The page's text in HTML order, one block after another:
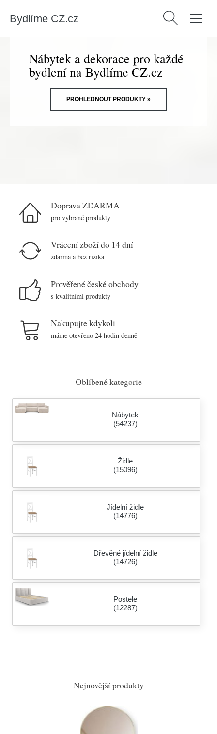
Bydlíme CZ.cz Vyhledávání
Nábytek a dekorace pro každé
bydlení na Bydlíme CZ.cz
PROHLÉDNOUT PRODUKTY »
Doprava ZDARMA
pro vybrané produkty
Vrácení zboží do 14 dní
zdarma a bez rizika
Prověřené české obchody
s kvalitními produkty
Nakupujte kdykoli
máme otevřeno 24 hodin denně
Oblíbené kategorie
Nábytek
(54237)
Židle
(15096)
Jídelní židle
(14776)
Dřevěné jídelní židle
(14726)
Postele
(12287)
Nejnovější produkty